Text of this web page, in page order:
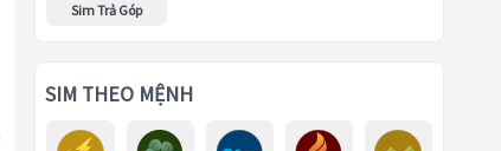
Sim Trả Góp
SIM THEO MỆNH